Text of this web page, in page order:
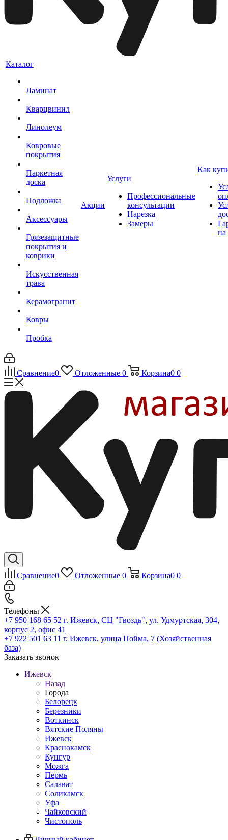
Каталог
Ламинат
Кварцвинил
Линолеум
Ковровые
покрытия
Паркетная
доска
Подложка
Аксессуары
Грязезащитные
покрытия и
коврики
Искусственная
трава
Керамогранит
Ковры
Пробка
Акции
Услуги
Профессиональные
консультации
Нарезка
Замеры
Как
на
Сравнение0 Отложенные 0 Корзина0 0
Сравнение0 Отложенные 0 Корзина0 0
Телефоны
+7 950 168 65 52 г. Ижевск, СЦ "Гвоздь", ул. Удмуртская, 304,
корпус 2, офис 41
+7 922 501 63 11 г. Ижевск, улица Пойма, 7 (Хозяйственная
база)
Заказать звонок
Ижевск
Назад
Города
Белорецк
Березники
Воткинск
Вятские Поляны
Ижевск
Краснокамск
Кунгур
Можга
Пермь
Салават
Соликамск
Уфа
Чайковский
Чистополь